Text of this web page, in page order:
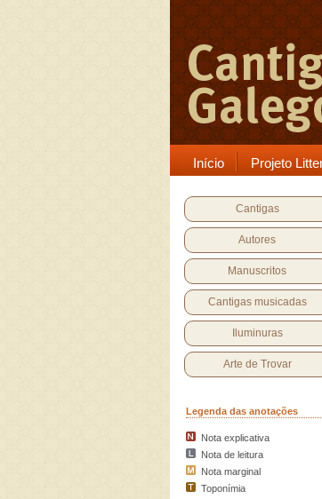
Início Projeto
Cantigas
Autores
Manuscritos
Cantigas musicadas
Iluminuras
Arte de Trovar
Legenda das anotações
Nota explicativa
Nota de leitura
Nota marginal
Toponímia